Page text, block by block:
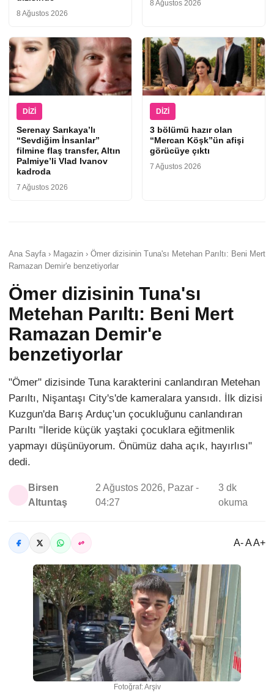
8 Ağustos 2026
8 Ağustos 2026
DIZI
Serenay Sarıkaya’lı
“Sevdiğim İnsanlar”
filmine flaş transfer, Altın
Palmiye’li Vlad Ivanov
kadroda
7 Ağustos 2026
DIZI
3 bölümü hazır olan
“Mercan Köşk”ün afişi
görücüye çıktı
7 Ağustos 2026
Ana Sayfa › Magazin › Ömer dizisinin Tuna'sı Metehan Parıltı: Beni Mert
Ramazan Demir'e benzetiyorlar
Ömer dizisinin Tuna'sı
Metehan Parıltı: Beni Mert
Ramazan Demir'e
benzetiyorlar
"Ömer" dizisinde Tuna karakterini canlandıran Metehan
Parıltı, Nişantaşı City's'de kameralara yansıdı. İlk dizisi
Kuzgun'da Barış Arduç'un çocukluğunu canlandıran
Parıltı "İleride küçük yaştaki çocuklara eğitmenlik
yapmayı düşünüyorum. Önümüz daha açık, hayırlısı"
dedi.
Birsen
Altuntaş
2 Ağustos 2026, Pazar -
04:27
3 dk
okuma
A- A A+
Fotoğraf: Arşiv